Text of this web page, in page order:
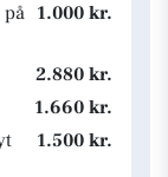
1.000 kr.
2.880 kr.
1.660 kr.
1.500 kr.